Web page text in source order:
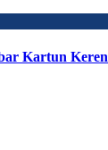
Kartun Keren